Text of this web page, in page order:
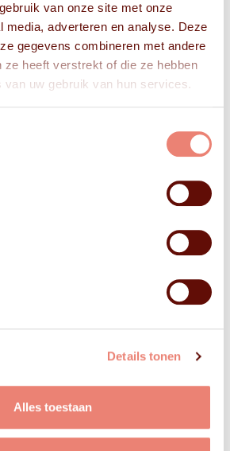
van onze site met onze
media, adverteren en analyse. Deze
gegevens combineren met andere
ze heeft verstrekt of die ze hebben
uw gebruik van hun services.
Details tonen
Alles toestaan